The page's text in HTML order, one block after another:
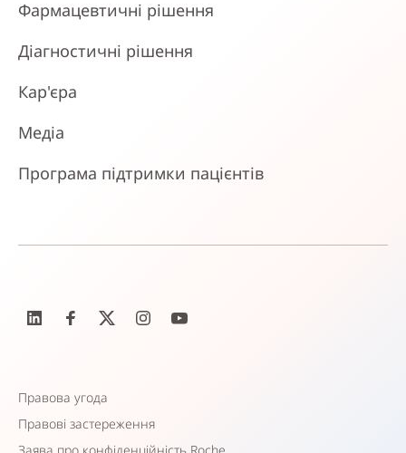
Фармацевтичні рішення
Діагностичні рішення
Кар'єра
Медіа
Програма підтримки пацієнтів
Правова угода
Правові застереження